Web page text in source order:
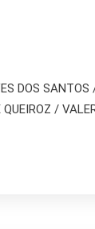
DOS SANTOS
/